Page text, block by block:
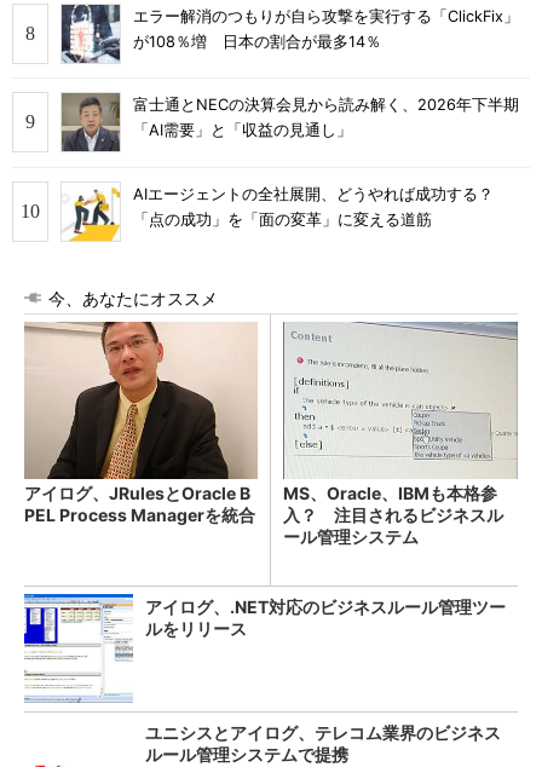
エラー解消のつもりが自ら攻撃を実行する「ClickFix」
が108％増 日本の割合が最多14％
富士通とNECの決算会見から読み解く、2026年下半期
「AI需要」と「収益の見通し」
AIエージェントの全社展開、どうやれば成功する？
「点の成功」を「面の変革」に変える道筋
今、あなたにオススメ
アイログ、JRulesとOracle B
PEL Process Managerを統合
MS、Oracle、IBMも本格参
入？ 注目されるビジネスル
ール管理システム
アイログ、.NET対応のビジネスルール管理ツー
ルをリリース
ユニシスとアイログ、テレコム業界のビジネス
ルール管理システムで提携